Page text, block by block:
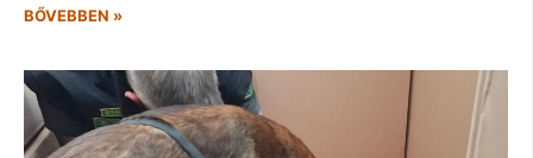
BŐVEBBEN »